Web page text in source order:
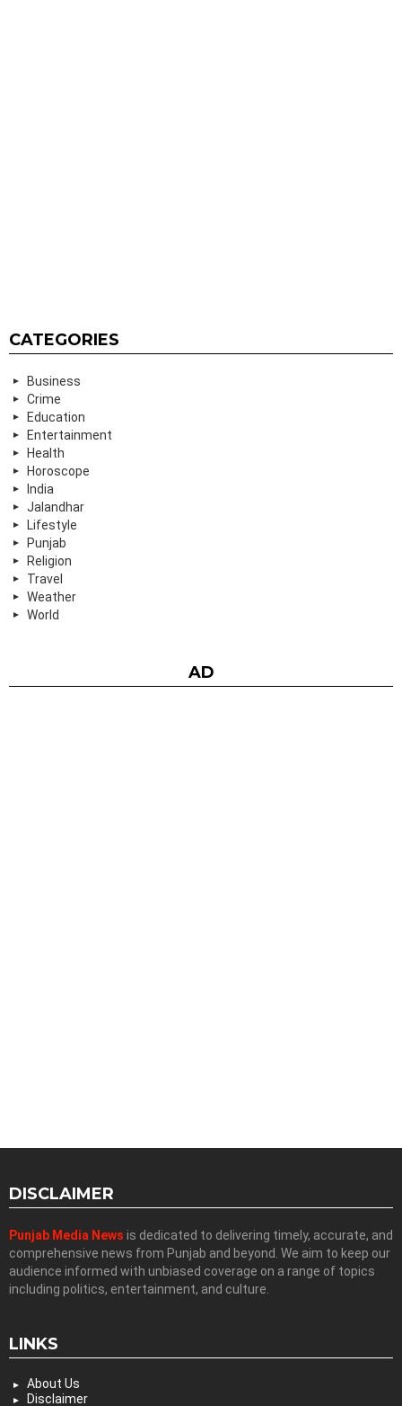
CATEGORIES
Business
Crime
Education
Entertainment
Health
Horoscope
India
Jalandhar
Lifestyle
Punjab
Religion
Travel
Weather
World
AD
DISCLAIMER
Punjab Media News is dedicated to delivering timely, accurate, and
comprehensive news from Punjab and beyond. We aim to keep our
audience informed with unbiased coverage on a range of topics
including politics, entertainment, and culture.
LINKS
About Us
Disclaimer